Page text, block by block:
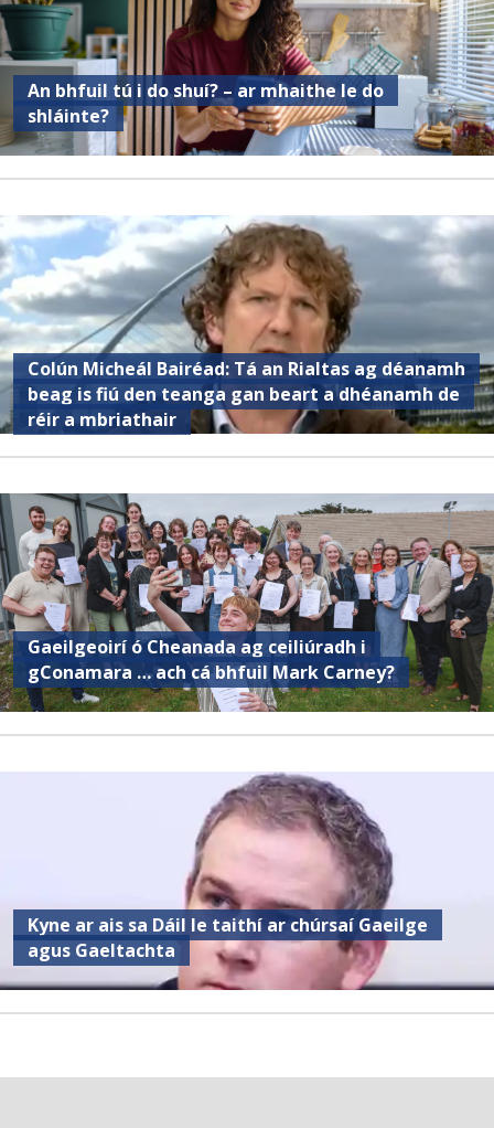
An bhfuil tú i do shuí? – ar mhaithe le do
shláinte?
Colún Micheál Bairéad: Tá an Rialtas ag déanamh
beag is fiú den teanga gan beart a dhéanamh de
réir a mbriathair
Gaeilgeoirí ó Cheanada ag ceiliúradh i
gConamara … ach cá bhfuil Mark Carney?
Kyne ar ais sa Dáil le taithí ar chúrsaí Gaeilge
agus Gaeltachta